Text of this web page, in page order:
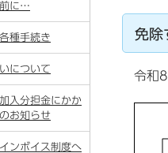
免除
令和
前に…
種手続き
について
入分担金にかか
お知らせ
ンボイス制度へ